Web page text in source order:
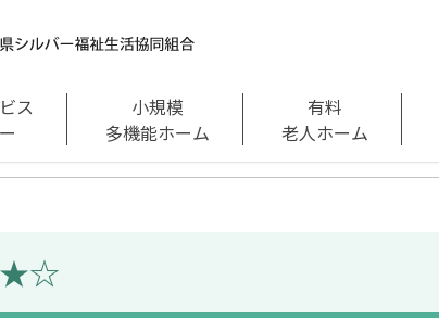
ス
小規模
多機能ホーム
有料
老人ホーム
★☆